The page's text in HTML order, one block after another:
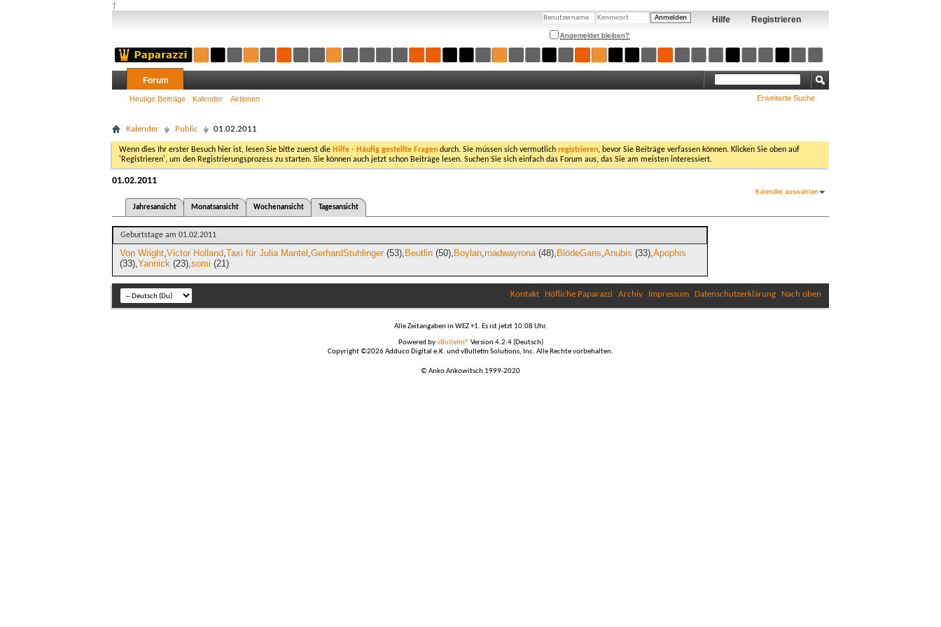
†
Registrieren
Hilfe
Angemeldet bleiben?
Forum
Heutige Beiträge Kalender Aktionen Erweiterte Suche
Kalender Public 01.02.2011
Wenn dies Ihr erster Besuch hier ist, lesen Sie bitte zuerst die Hilfe - Häufig gestellte Fragen durch. Sie müssen sich vermutlich registrieren, bevor Sie Beiträge verfassen können. Klicken Sie oben auf
'Registrieren', um den Registrierungsprozess zu starten. Sie können auch jetzt schon Beiträge lesen. Suchen Sie sich einfach das Forum aus, das Sie am meisten interessiert.
01.02.2011
Kalender auswählen
Jahresansicht
Monatsansicht Wochenansicht Tagesansicht
Geburtstage am 01.02.2011
Von Wright Victor Holland Taxi für Julia Mantel GerhardStuhlinger (53) Beutlin (50) Boylan roadwayrona(48) BlödeGans Anubis (33) Apophis
(33) Yannick (23) somi (21)
Kontakt Höfliche Paparazzi Archiv Impressum Datenschutzerklärung Nach oben
Alle Zeitangaben in WEZ +1. Es ist jetzt 10:08 Uhr.
Powered byvBulletin® Version 4.2.4 (Deutsch)
Copyright ©2026 Adduco Digital e.K. und vBulletin Solutions, Inc. Alle Rechte vorbehalten.
© Anko Ankowitsch 1999-2020